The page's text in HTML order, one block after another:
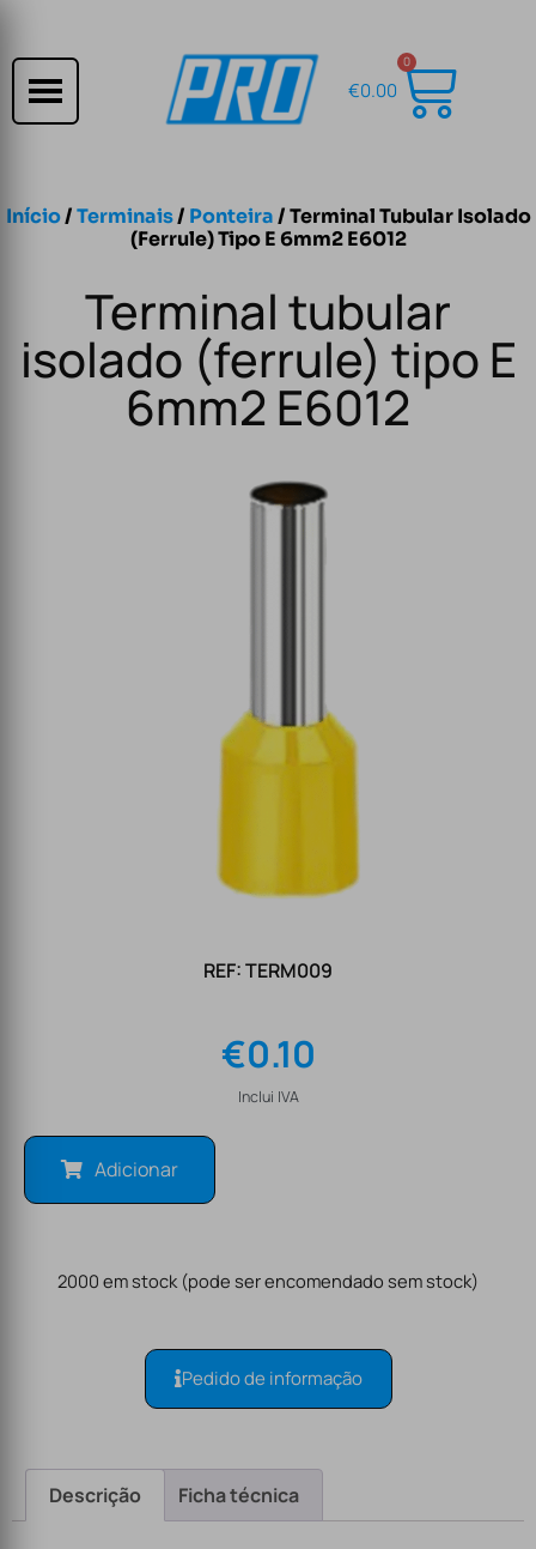
€0.00
0
Início/Terminais/ Ponteira/ Terminal Tubular Isolado
(ferrule) Tipo E 6mm2 E6012
Terminal tubular
isolado (ferrule) tipo E
6mm2 E6012
REF: TERM009
€0.10
Inclui IVA
Adicionar
2000 em stock (pode ser encomendado sem stock)
Pedido de informação
Descrição Ficha técnica